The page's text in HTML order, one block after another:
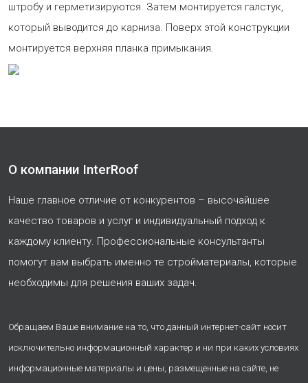
штробу и герметизируются. Затем монтируется галстук,
который выводится до карниза. Поверх этой конструкции
монтируется верхняя планка примыкания.
О компании InterRoof
Наше главное отличие от конкурентов – высочайшее
качество товаров и услуг и индивидуальный подход к
каждому клиенту. Профессиональные консультанты
помогут вам выбрать именно те стройматериалы, которые
необходимы для решения ваших задач.
Обращаем Ваше внимание на то, что данный интернет-сайт носит
исключительно информационный характер и ни при каких условиях
информационные материалы и цены, размещенные на сайте, не